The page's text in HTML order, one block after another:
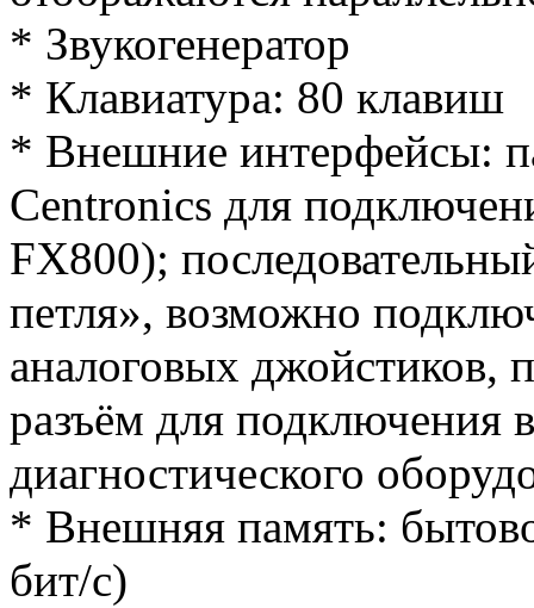
* Звукогенератор
* Клавиатура: 80 клавиш
* Внешние интерфейсы:
Centronics для
FX800);
петля», возможно
аналоговых джойстиков,
разъём для подключения
диагностического
* Внешняя память:
бит/с)